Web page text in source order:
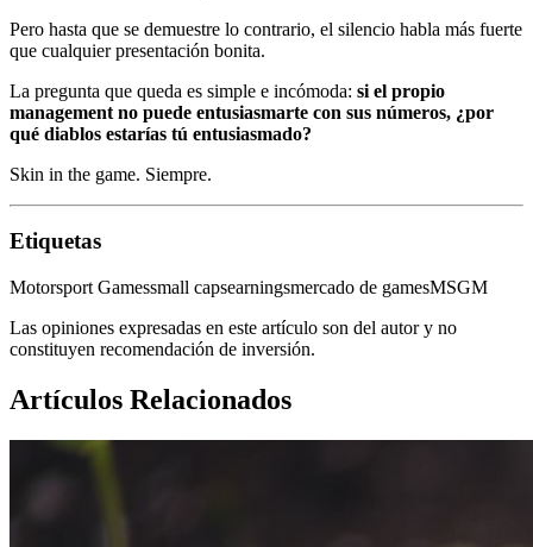
Pero hasta que se demuestre lo contrario, el silencio habla más fuerte
que cualquier presentación bonita.
La pregunta que queda es simple e incómoda: si el propio
management no puede entusiasmarte con sus números, ¿por
qué diablos estarías tú entusiasmado?
Skin in the game. Siempre.
Etiquetas
Motorsport Gamessmall capsearningsmercado de gamesMSGM
Las opiniones expresadas en este artículo son del autor y no
constituyen recomendación de inversión.
Artículos Relacionados